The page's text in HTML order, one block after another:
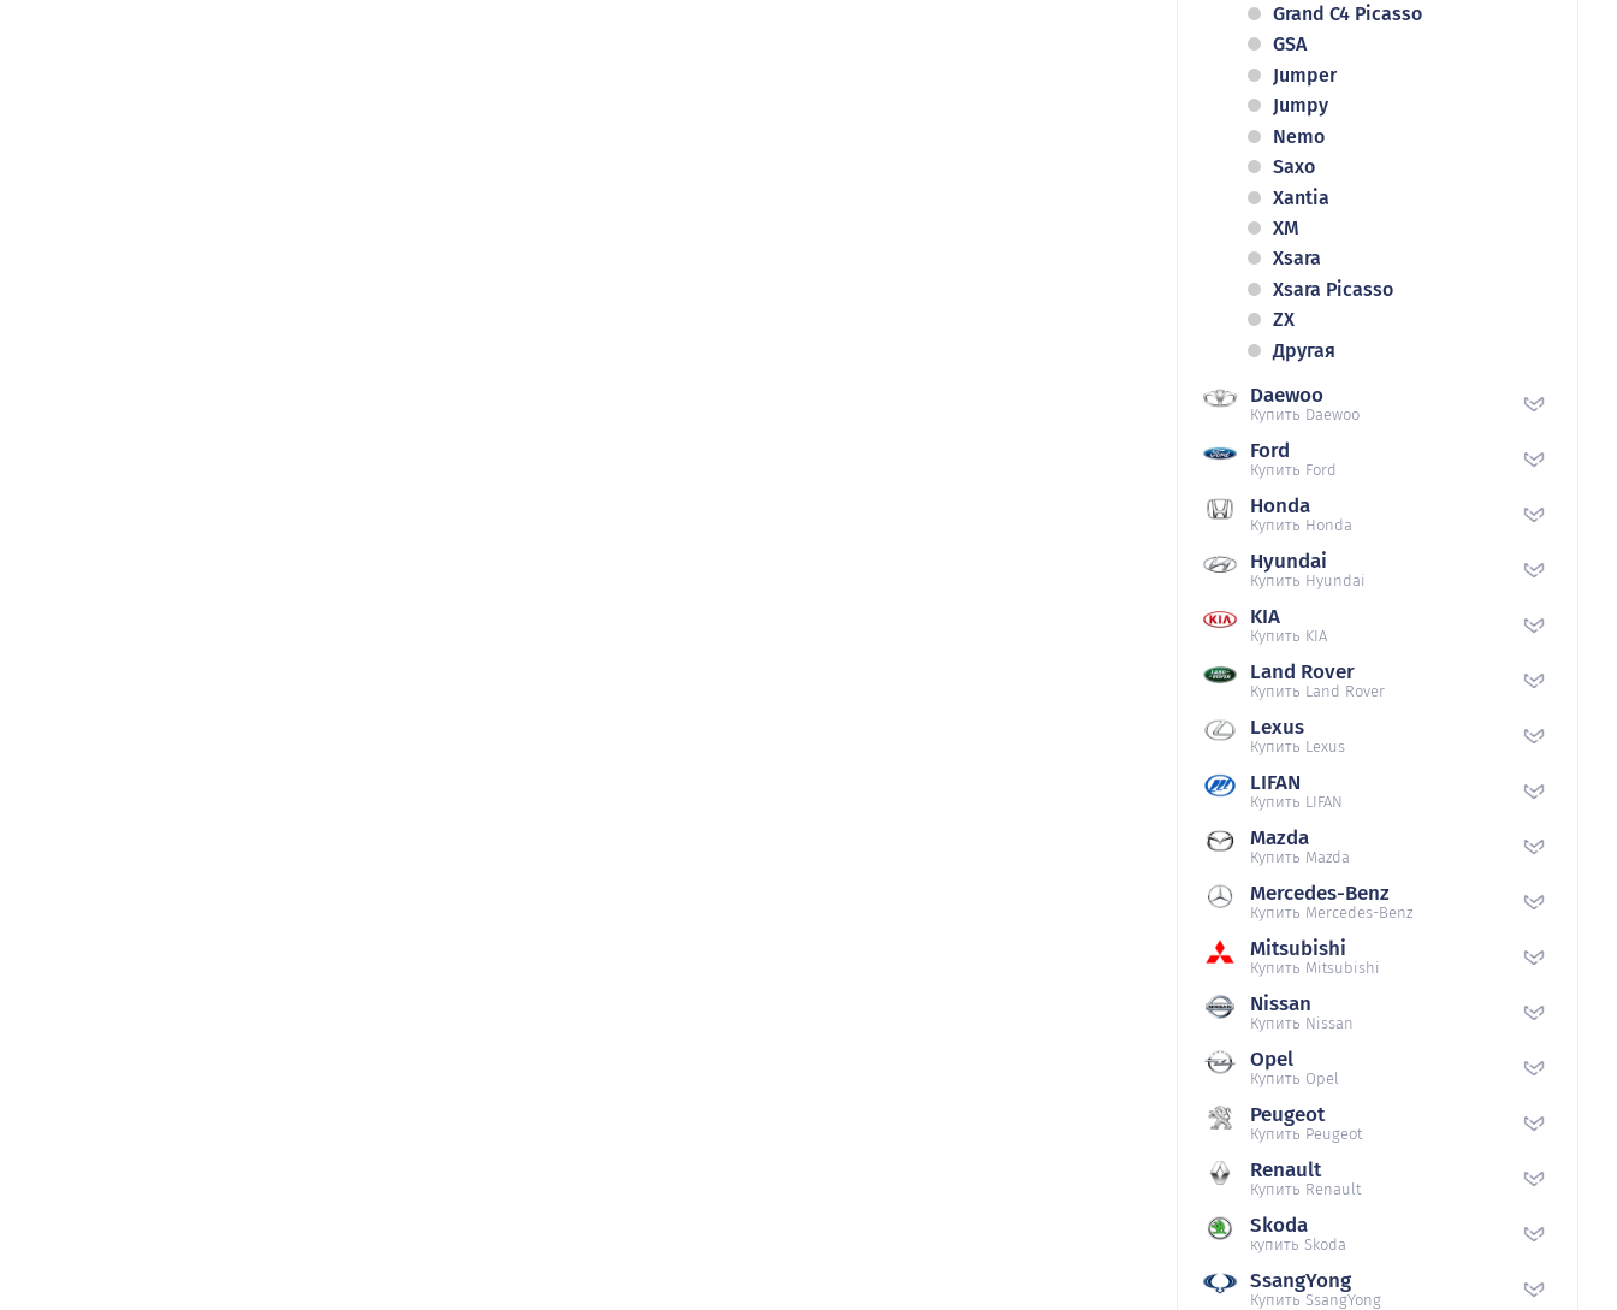
Grand C4 Picasso
GSA
Jumper
Jumpy
Nemo
Saxo
Xantia
XM
Xsara
Xsara Picasso
ZX
Другая
Daewoo
Купить Daewoo
Ford
Купить Ford
Honda
Купить Honda
Hyundai
Купить Hyundai
KIA
Купить KIA
Land Rover
Купить Land Rover
Lexus
Купить Lexus
LIFAN
Купить LIFAN
Mazda
Купить Mazda
Mercedes-Benz
Купить Mercedes-Benz
Mitsubishi
Купить Mitsubishi
Nissan
Купить Nissan
Opel
Купить Opel
Peugeot
Купить Peugeot
Renault
Купить Renault
Skoda
купить Skoda
SsangYong
Купить SsangYong